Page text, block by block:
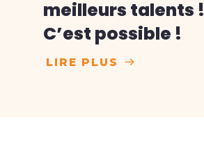
meilleurs talents !
C’est possible !
LIRE PLUS